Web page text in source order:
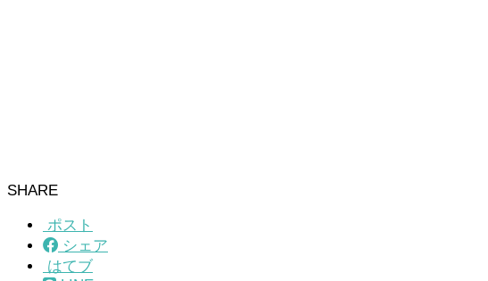
SHARE
ポスト
シェア
はてブ